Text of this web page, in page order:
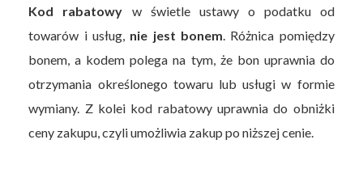
Kod rabatowy w świetle ustawy o podatku od
towarów i usług, nie jest bonem. Różnica pomiędzy
bonem, a kodem polega na tym, że bon uprawnia do
otrzymania określonego towaru lub usługi w formie
wymiany. Z kolei kod rabatowy uprawnia do obniżki
ceny zakupu, czyli umożliwia zakup po niższej cenie.